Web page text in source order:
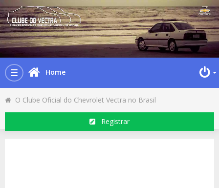
Toggle
navigation
Home
O Clube Oficial do Chevrolet Vectra no Brasil
Registrar